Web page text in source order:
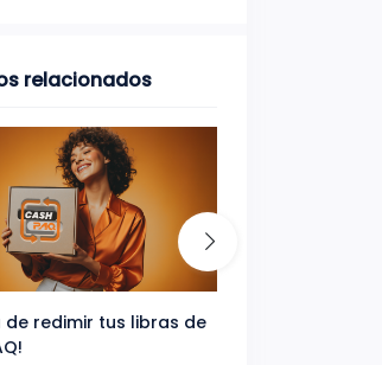
relacionados
de redimir tus libras de